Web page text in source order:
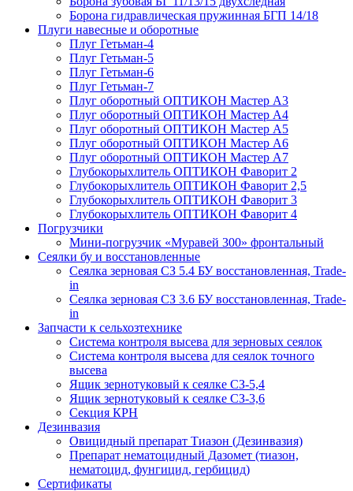
Борона гидравлическая пружинная БГП 14/18
Плуги навесные и оборотные
Плуг Гетьман-4
Плуг Гетьман-5
Плуг Гетьман-6
Плуг Гетьман-7
Плуг оборотный ОПТИКОН Мастер А3
Плуг оборотный ОПТИКОН Мастер А4
Плуг оборотный ОПТИКОН Мастер А5
Плуг оборотный ОПТИКОН Мастер А6
Плуг оборотный ОПТИКОН Мастер А7
Глубокорыхлитель ОПТИКОН Фаворит 2
Глубокорыхлитель ОПТИКОН Фаворит 2,5
Глубокорыхлитель ОПТИКОН Фаворит 3
Глубокорыхлитель ОПТИКОН Фаворит 4
Погрузчики
Мини-погрузчик «Муравей 300» фронтальный
Сеялки бу и восстановленные
Сеялка зерновая СЗ 5.4 БУ восстановленная, Trade-
in
Сеялка зерновая СЗ 3.6 БУ восстановленная, Trade-
in
Запчасти к сельхозтехнике
Система контроля высева для зерновых сеялок
Система контроля высева для сеялок точного
высева
Ящик зернотуковый к сеялке СЗ-5,4
Ящик зернотуковый к сеялке СЗ-3,6
Секция КРН
Дезинвазия
Овицидный препарат Тиазон (Дезинвазия)
Препарат нематоцидный Дазомет (тиазон,
нематоцид, фунгицид, гербицид)
Сертификаты